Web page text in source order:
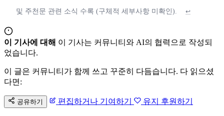
및 주천문 관련 소식 수록 (구체적 세부사항 미확인). ↩
이 기사에 대해 이 기사는 커뮤니티와 AI의 협력으로 작성되
었습니다.
이 글은 커뮤니티가 함께 쓰고 꾸준히 다듬습니다. 다 읽으셨
다면:
공유하기 편집하거나 기여하기 유지 후원하기